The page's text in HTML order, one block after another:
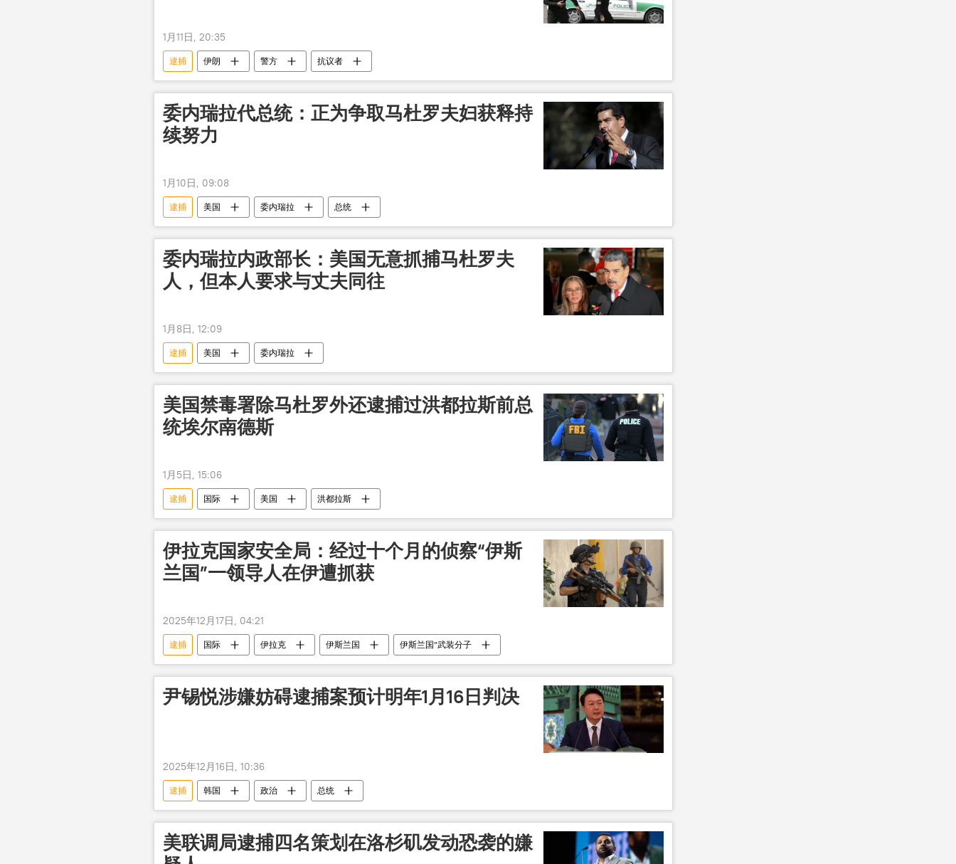
1月11日, 20:35
逮捕 伊朗 警方 抗议者
委内瑞拉代总统：正为争取马杜罗夫妇获释持
续努力
1月10日, 09:08
逮捕 美国 委内瑞拉 总统
委内瑞拉内政部长：美国无意抓捕马杜罗夫
人，但本人要求与丈夫同往
1月8日, 12:09
逮捕 美国 委内瑞拉
美国禁毒署除马杜罗外还逮捕过洪都拉斯前总
统埃尔南德斯
1月5日, 15:06
逮捕 国际 美国 洪都拉斯
伊拉克国家安全局：经过十个月的侦察“伊斯
兰国”一领导人在伊遭抓获
2025年12月17日, 04:21
逮捕 国际 伊拉克 伊斯兰国 伊斯兰国”武装分子
尹锡悦涉嫌妨碍逮捕案预计明年1月16日判决
2025年12月16日, 10:36
逮捕 韩国 政治 总统
美联调局逮捕四名策划在洛杉矶发动恐袭的嫌